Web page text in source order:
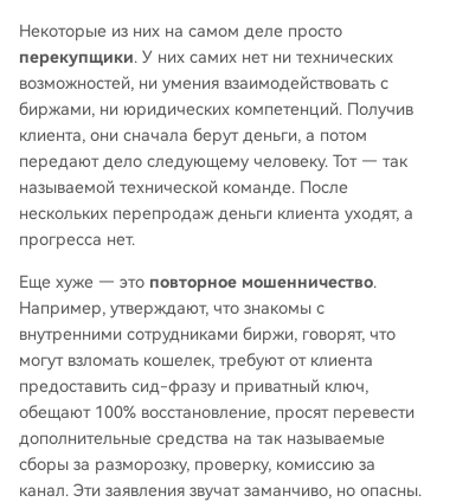
Некоторые из них на самом деле просто
перекупщики. У них самих нет ни технических
возможностей, ни умения взаимодействовать с
биржами, ни юридических компетенций. Получив
клиента, они сначала берут деньги, а потом
передают дело следующему человеку. Тот — так
называемой технической команде. После
нескольких перепродаж деньги клиента уходят, а
прогресса нет.
Еще хуже — это повторное мошенничество.
Например, утверждают, что знакомы с
внутренними сотрудниками биржи, говорят, что
могут взломать кошелек, требуют от клиента
предоставить сид-фразу и приватный ключ,
обещают 100% восстановление, просят перевести
дополнительные средства на так называемые
сборы за разморозку, проверку, комиссию за
канал. Эти заявления звучат заманчиво, но опасны.